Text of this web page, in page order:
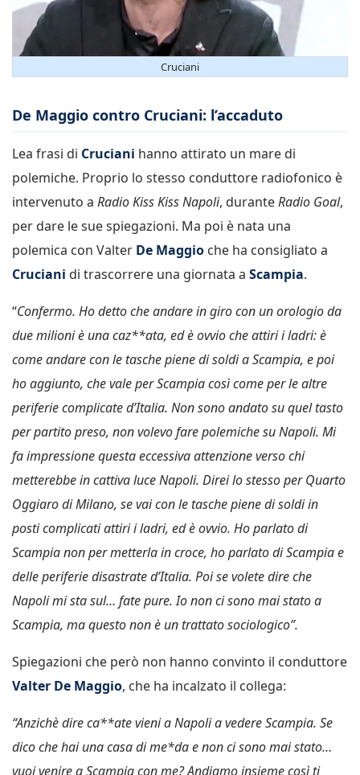
Cruciani
De Maggio contro Cruciani: l’accaduto
Lea frasi di Cruciani hanno attirato un mare di
polemiche. Proprio lo stesso conduttore radiofonico è
intervenuto a Radio Kiss Kiss Napoli, duranteRadio Goal,
per dare le sue spiegazioni. Ma poi è nata una
polemica con Valter De Maggio che ha consigliato a
Cruciani di trascorrere una giornata a Scampia.
“Confermo. Ho detto che andare in giro con un orologio da
due milioni è una caz**ata, ed è ovvio che attiri i ladri: è
come andare con le tasche piene di soldi a Scampia, e poi
ho aggiunto, che vale per Scampia così come per le altre
periferie complicate d’Italia. Non sono andato su quel tasto
per partito preso, non volevo fare polemiche su Napoli. Mi
fa impressione questa eccessiva attenzione verso chi
metterebbe in cattiva luce Napoli. Direi lo stesso per Quarto
Oggiaro di Milano, se vai con le tasche piene di soldi in
posti complicati attiri i ladri, ed è ovvio. Ho parlato di
Scampia non per metterla in croce, ho parlato di Scampia e
delle periferie disastrate d’Italia. Poi se volete dire che
Napoli mi sta sul… fate pure. Io non ci sono mai stato a
Scampia, ma questo non è un trattato sociologico”.
Spiegazioni che però non hanno convinto il conduttore
Valter De Maggio, che ha incalzato il collega:
“Anzichè dire ca**ate vieni a Napoli a vedere Scampia. Se
dico che hai una casa di me*da e non ci sono mai stato…
vuoi venire a Scampia con me? Andiamo insieme così ti